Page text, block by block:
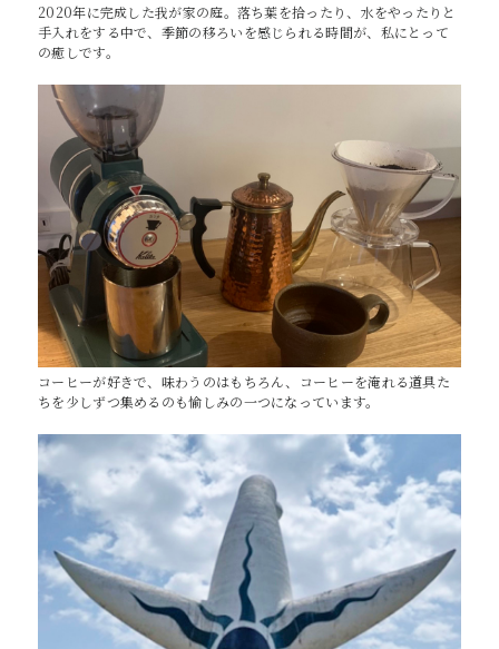
2020年に完成した我が家の庭。落ち葉を拾ったり、水をやったりと
手入れをする中で、季節の移ろいを感じられる時間が、私にとって
の癒しです。
コーヒーが好きで、味わうのはもちろん、コーヒーを淹れる道具た
ちを少しずつ集めるのも愉しみの一つになっています。